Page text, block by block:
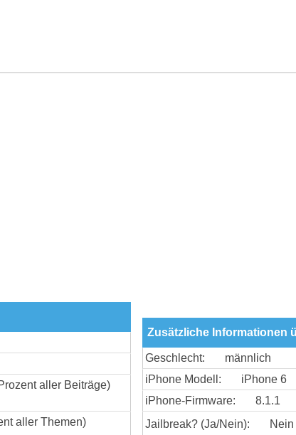
aller Beiträge)
aller Themen)
Zusätzliche Informationen
Geschlecht:
männlich
iPhone Modell:
iPhone 6
iPhone-Firmware:
8.1.1
Jailbreak? (Ja/Nein):
Nein